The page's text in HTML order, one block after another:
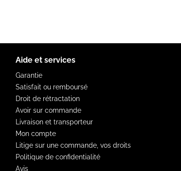
Aide et services
Garantie
Satisfait ou remboursé
Droit de rétractation
Avoir sur commande
Livraison et transporteur
Mon compte
Litige sur une commande, vos droits
Politique de confidentialité
Avis